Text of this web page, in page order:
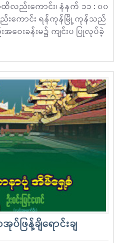
လည်းကောင်း၊ နံနက် ၁၁ : ၀၀
းကောင်း ရန်ကုန်မြို့ ကုန်သည်
ဝေးခန်းမ၌ ကျင်းပ ပြုလုပ်ခဲ့
ဖြန့်ချိရောင်းချ